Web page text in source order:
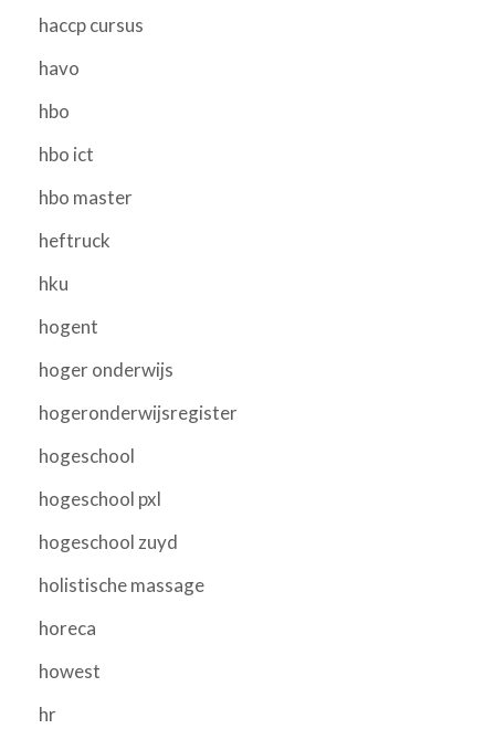
haccp cursus
havo
hbo
hbo ict
hbo master
heftruck
hku
hogent
hoger onderwijs
hogeronderwijsregister
hogeschool
hogeschool pxl
hogeschool zuyd
holistische massage
horeca
howest
hr